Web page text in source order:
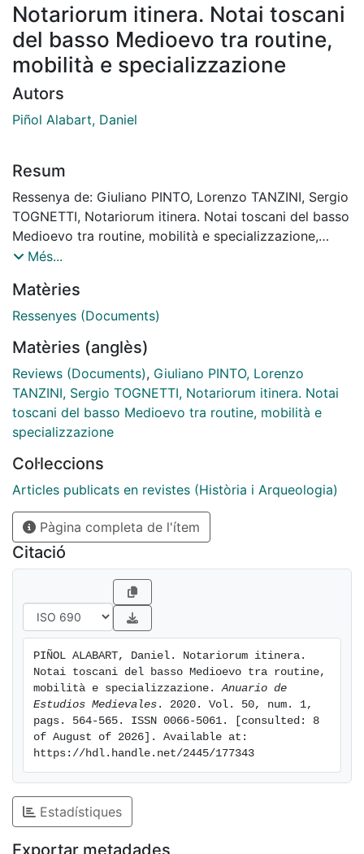
Notariorum itinera. Notai toscani
del basso Medioevo tra routine,
mobilità e specializzazione
Autors
Piñol Alabart, Daniel
Resum
Ressenya de: Giuliano PINTO, Lorenzo TANZINI, Sergio
TOGNETTI, Notariorum itinera. Notai toscani del basso
Medioevo tra routine, mobilità e specializzazione,
Firenze, Olschki, 2018, 310 pp. (Biblioteca Storica
Més...
Matèries
Ressenyes (Documents)
Matèries (anglès)
Reviews (Documents), Giuliano PINTO, Lorenzo
TANZINI, Sergio TOGNETTI, Notariorum itinera. Notai
toscani del basso Medioevo tra routine, mobilità e
specializzazione
Col·leccions
Articles publicats en revistes (Història i Arqueologia)
Pàgina completa de l'ítem
Citació
PIÑOL ALABART, Daniel. Notariorum itinera.
Notai toscani del basso Medioevo tra routine,
mobilità e specializzazione. Anuario de
Estudios Medievales . 2020. Vol. 50, num. 1,
pags. 564-565. ISSN 0066-5061. [consulted: 8
of August of 2026]. Available at:
https://hdl.handle.net/2445/177343
Estadístiques